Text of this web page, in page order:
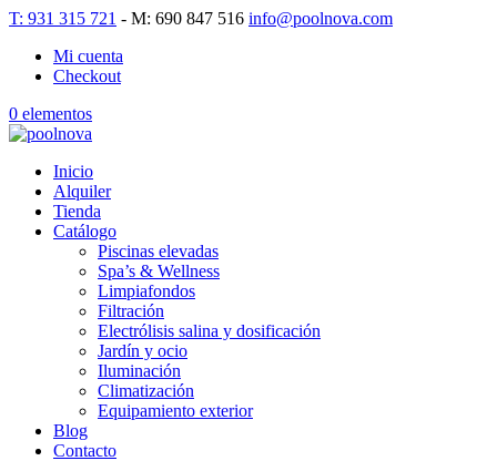
T: 931 315 721 - M: 690 847 516 info@poolnova.com
Mi cuenta
Checkout
0 elementos
Inicio
Alquiler
Tienda
Catálogo
Piscinas elevadas
Spa’s & Wellness
Limpiafondos
Filtración
Electrólisis salina y dosificación
Jardín y ocio
Iluminación
Climatización
Equipamiento exterior
Blog
Contacto